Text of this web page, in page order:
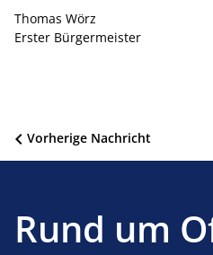
Thomas Wörz
Erster Bürgermeister
Beitragsnavigation
Vorherige Nachricht
Rund um